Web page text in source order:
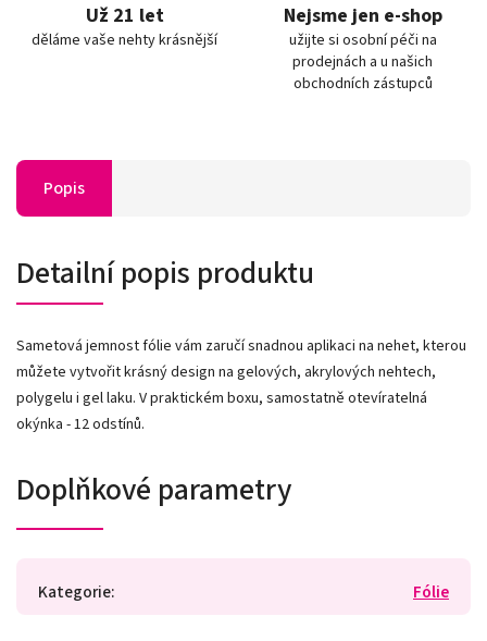
Už 21 let
děláme vaše nehty krásnější
Nejsme jen e-shop
užijte si osobní péči na
prodejnách a u našich
obchodních zástupců
Popis
Detailní popis produktu
Sametová jemnost fólie vám zaručí snadnou aplikaci na nehet, kterou
můžete vytvořit krásný design na gelových, akrylových nehtech,
polygelu i gel laku. V praktickém boxu, samostatně otevíratelná
okýnka - 12 odstínů.
Doplňkové parametry
Kategorie: Fólie